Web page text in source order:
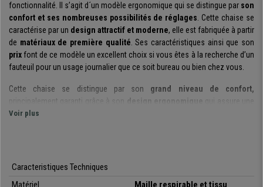
fonctionnalité. Il s’agit d´un modèle ergonomique qui se distingue par son
confort et ses nombreuses possibilités de réglages. Cette chaise se
caractérise par un design attractif et moderne, elle est fabriquée à partir
de matériaux de première qualité. Ses caractéristiques ainsi que son
prix font de ce modèle un excellent choix si vous êtes à la recherche d’un
fauteuil pour un usage journalier que ce soit bureau ou bien chez vous.
Cette chaise se distingue par son grand niveau de confort,
principalement garanti grâce à son
design ergonomique
qui assure une
position correcte et durable du dos. De plus, son assise confortable
Ce modèle se distingue par des
permettent à son utilisateur de les positionner dans la position souhaitée.
Voir plus
Caracteristiques Techniques
Matériel
Maille respirable et tissu